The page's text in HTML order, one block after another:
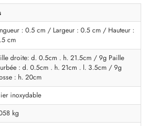
: 0.5 cm / Largeur : 0.5 cm / Hauteur :
cm
droite: d. 0.5cm . h. 21.5cm / 9g Paille
: d. 0.5cm . h. 21cm . l. 3.5cm / 9g
: h. 20cm
inoxydable
kg